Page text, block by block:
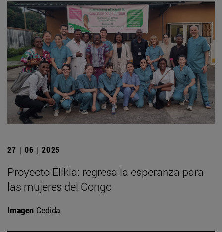
27 | 06 | 2025
Proyecto Elikia: regresa la esperanza para
las mujeres del Congo
Imagen Cedida